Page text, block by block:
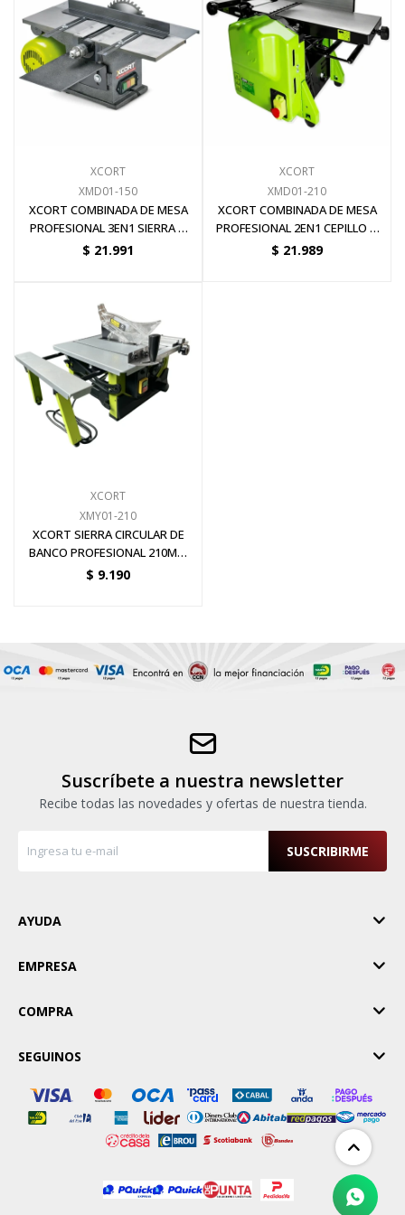
XCORT
XMD01-150
XCORT COMBINADA DE MESA
PROFESIONAL 3EN1 SIERRA &
CEPILLO &
$ 21.991
XCORT
XMD01-210
XCORT COMBINADA DE MESA
PROFESIONAL 2EN1 CEPILLO &
GARLOPA 1600W
$ 21.989
XCORT
XMY01-210
XCORT SIERRA CIRCULAR DE
BANCO PROFESIONAL 210MM
1200W
$ 9.190
Suscríbete a nuestra newsletter
Recibe todas las novedades y ofertas de nuestra tienda.
SUSCRIBIRME
AYUDA
EMPRESA
COMPRA
SEGUINOS
Electricidad
Herramientas Eléctrica y Batería
Herramientas Manuales
Generadores
Hogar
Pinturas y Accesorios
Piscinas e Inflables
Sanitaria